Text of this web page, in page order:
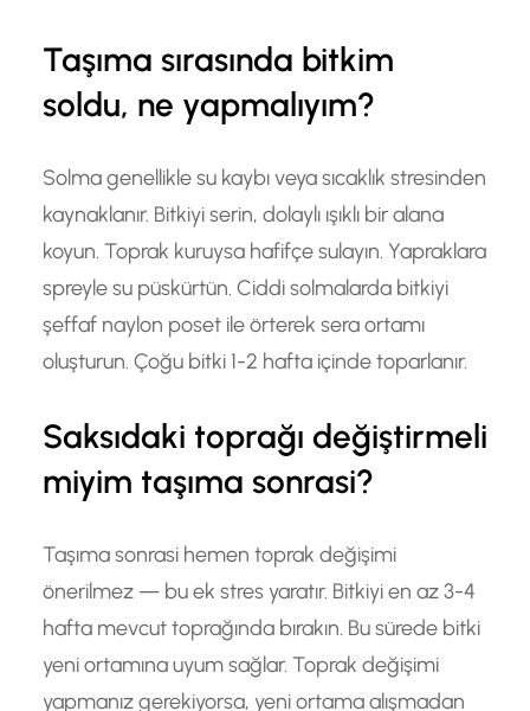
Taşıma sırasında bitkim
soldu, ne yapmalıyım?
Solma genellikle su kaybı veya sıcaklık stresinden
kaynaklanır. Bitkiyi serin, dolaylı ışıklı bir alana
koyun. Toprak kuruysa hafifçe sulayın. Yapraklara
spreyle su püskürtün. Ciddi solmalarda bitkiyi
şeffaf naylon poset ile örterek sera ortamı
oluşturun. Çoğu bitki 1-2 hafta içinde toparlanır.
Saksıdaki toprağı değiştirmeli
miyim taşıma sonrasi?
Taşıma sonrasi hemen toprak değişimi
önerilmez — bu ek stres yaratır. Bitkiyi en az 3-4
hafta mevcut toprağında bırakın. Bu sürede bitki
yeni ortamına uyum sağlar. Toprak değişimi
yapmanız gerekiyorsa, yeni ortama alışmadan